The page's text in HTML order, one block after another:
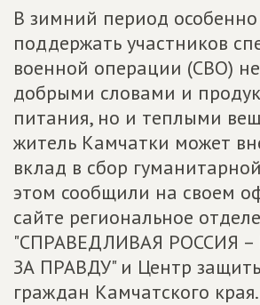
В зимний период
поддержать участников
военной операции (СВО)
добрыми словами и
питания, но и теплыми
житель Камчатки может
вклад в сбор
этом сообщили на своем
сайте региональное
"СПРАВЕДЛИВАЯ РОССИЯ
ЗА ПРАВДУ" и Центр
граждан Камчатского края.